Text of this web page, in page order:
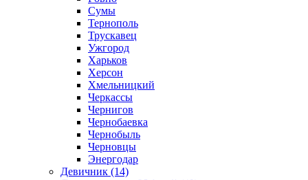
Сумы
Тернополь
Трускавец
Ужгород
Харьков
Херсон
Хмельницкий
Черкассы
Чернигов
Чернобаевка
Чернобыль
Черновцы
Энергодар
Девичник (14)